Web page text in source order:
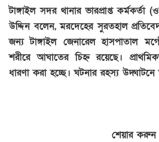
টাঙ্গাইল সদর থানার ভারপ্রাপ্ত
উদ্দিন বলেন, মরদেহের সুরতহাল
জন্য টাঙ্গাইল জেনারেল হাসপাতাল
শরীরে আঘাতের চিহ্ন রয়েছে।
ধারণা করা হচ্ছে। ঘটনার রহস্য
শেয়ার করুন